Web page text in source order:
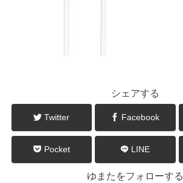
シェアする
Twitter Facebook
Pocket LINE
ゆまたをフォローする